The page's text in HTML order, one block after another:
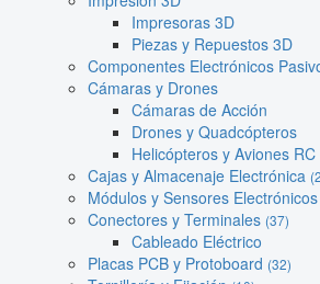
Impresoras 3D
Piezas y Repuestos 3D
Componentes Electrónicos
Cámaras y Drones
Cámaras de Acción
Drones y Quadcópteros
Helicópteros y Aviones RC
Cajas y Almacenaje Electrónica
Módulos y Sensores Electrónicos
Conectores y Terminales (37)
Cableado Eléctrico
Placas PCB y Protoboard (32)